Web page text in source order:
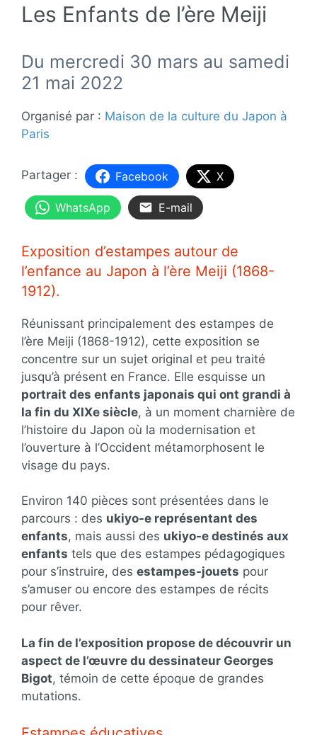
Les Enfants de l’ère Meiji
Du mercredi 30 mars au samedi
21 mai 2022
Organisé par : Maison de la culture du Japon à
Paris
Facebook X
WhatsApp E-mail
Exposition d’estampes autour de
l’enfance au Japon à l’ère Meiji (1868-
1912).
Réunissant principalement des estampes de
l’ère Meiji (1868-1912), cette exposition se
concentre sur un sujet original et peu traité
jusqu’à présent en France. Elle esquisse un
portrait des enfants japonais qui ont grandi à
la fin du XIXe siècle, à un moment charnière de
l’histoire du Japon où la modernisation et
l’ouverture à l’Occident métamorphosent le
visage du pays.
Environ 140 pièces sont présentées dans le
parcours : des ukiyo-e représentant des
enfants, mais aussi des ukiyo-e destinés aux
enfants tels que des estampes pédagogiques
pour s’instruire, des estampes-jouets pour
s’amuser ou encore des estampes de récits
pour rêver.
La fin de l’exposition propose de découvrir un
aspect de l’œuvre du dessinateur Georges
Bigot, témoin de cette époque de grandes
mutations.